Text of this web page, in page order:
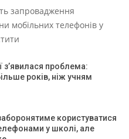
запровадження
мобільних телефонів у
з’явилася проблема:
років, ніж учням
користуватися
у школі, але